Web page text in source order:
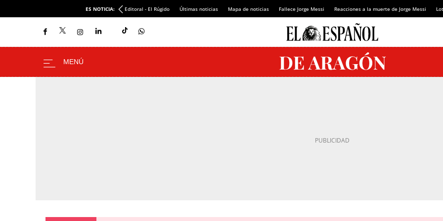
ES NOTICIA: Editoral - El Rúgido Últimas noticias Mapa de noticias Fallece Jorge Messi Reacciones a la muerte de Jorge Messi